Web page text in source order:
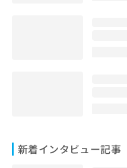
新着インタビュー記事